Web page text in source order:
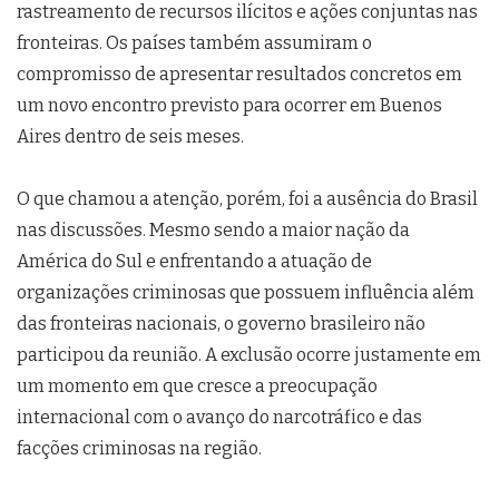
rastreamento de recursos ilícitos e ações conjuntas nas
fronteiras. Os países também assumiram o
compromisso de apresentar resultados concretos em
um novo encontro previsto para ocorrer em Buenos
Aires dentro de seis meses.
O que chamou a atenção, porém, foi a ausência do Brasil
nas discussões. Mesmo sendo a maior nação da
América do Sul e enfrentando a atuação de
organizações criminosas que possuem influência além
das fronteiras nacionais, o governo brasileiro não
participou da reunião. A exclusão ocorre justamente em
um momento em que cresce a preocupação
internacional com o avanço do narcotráfico e das
facções criminosas na região.